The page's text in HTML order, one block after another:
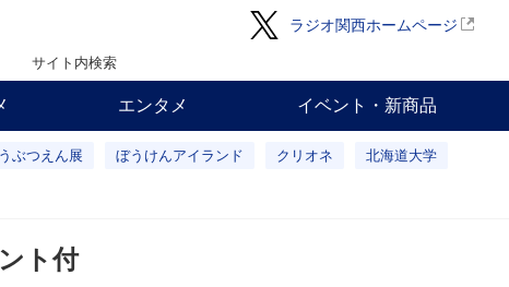
ラジオ関西ホームページ
サイト内検索
エンタメ イベント・新商品
ぶつえん展 ぼうけんアイランド クリオネ 北海道大学
ト付